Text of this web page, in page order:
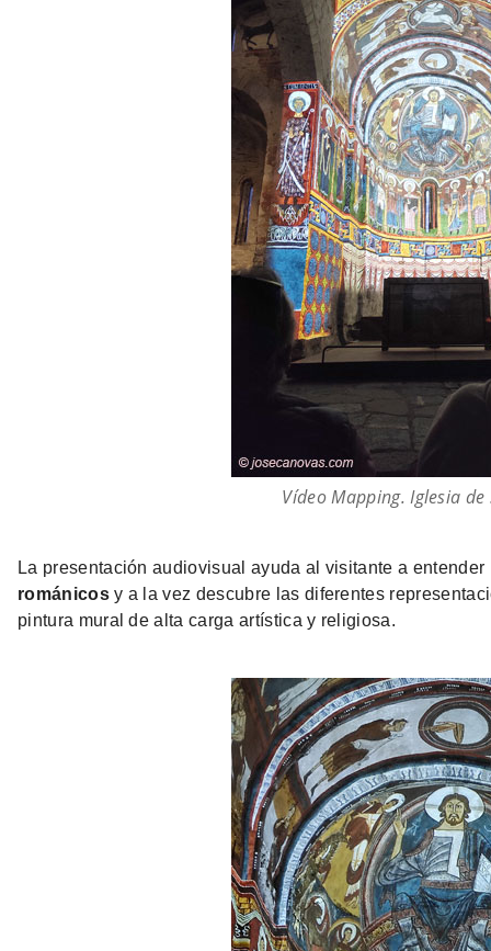
Vídeo Mapping. Iglesia
La presentación audiovisual ayuda al visitante a
románicosy a la vez descubre las diferentes
pintura mural de alta carga artística y religiosa.